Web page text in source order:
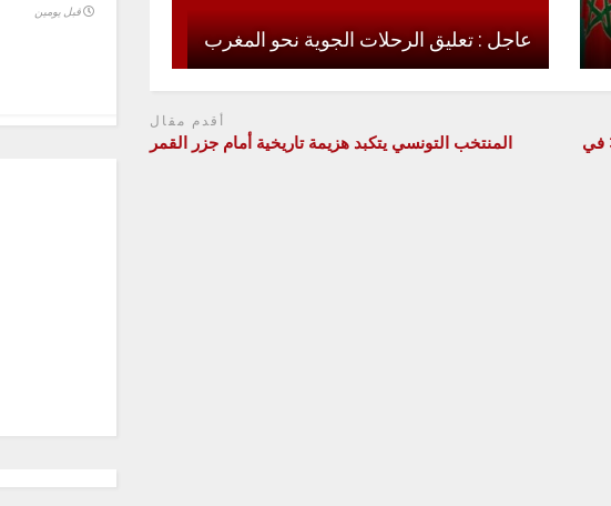
عاجل : تعليق الرحلات الجوية نحو المغرب
أرقام قياسية لمطارات المغرب … ومراكش زائد 30,62 في
أقدم مقال
المنتخب التونسي يتكبد هزيمة تاريخية أمام جزر القمر
قبل يومين